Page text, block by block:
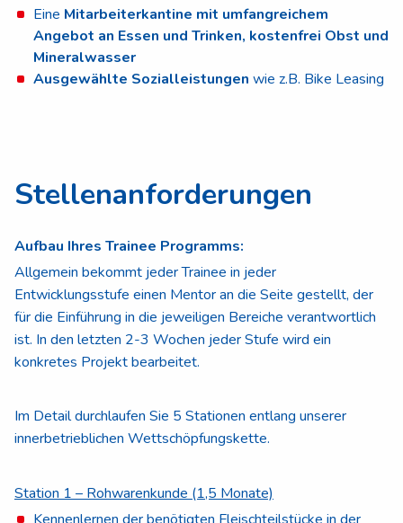
Eine Mitarbeiterkantine mit umfangreichem
Angebot an Essen und Trinken, kostenfrei Obst und
Mineralwasser
Ausgewählte Sozialleistungen wie z.B. Bike Leasing
Stellenanforderungen
Aufbau Ihres Trainee Programms:
Allgemein bekommt jeder Trainee in jeder
Entwicklungsstufe einen Mentor an die Seite gestellt, der
für die Einführung in die jeweiligen Bereiche verantwortlich
ist. In den letzten 2-3 Wochen jeder Stufe wird ein
konkretes Projekt bearbeitet.
Im Detail durchlaufen Sie 5 Stationen entlang unserer
innerbetrieblichen Wettschöpfungskette.
Station 1 – Rohwarenkunde (1,5 Monate)